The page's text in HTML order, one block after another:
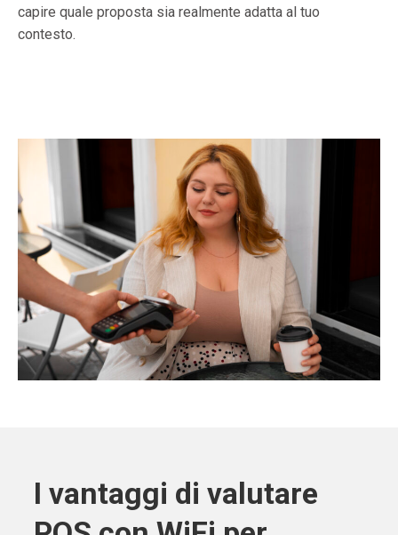
capire quale proposta sia realmente adatta al tuo
contesto.
I vantaggi di valutare